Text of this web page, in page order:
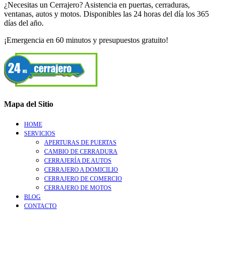
¿Necesitas un Cerrajero? Asistencia en puertas, cerraduras,
ventanas, autos y motos. Disponibles las 24 horas del día los 365
días del año.
¡Emergencia en 60 minutos y presupuestos gratuito!
Mapa del Sitio
HOME
SERVICIOS
APERTURAS DE PUERTAS
CAMBIO DE CERRADURA
CERRAJERÍA DE AUTOS
CERRAJERO A DOMICILIO
CERRAJERO DE COMERCIO
CERRAJERO DE MOTOS
BLOG
CONTACTO